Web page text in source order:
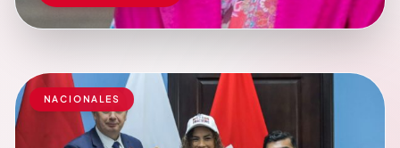
construyendo el Futuro, porque se construye desde el
Presente que…
NACIONALES